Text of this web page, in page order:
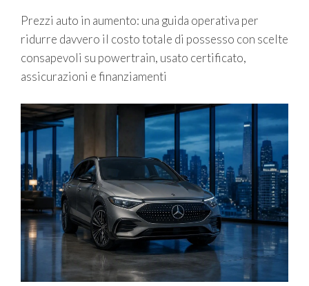
Prezzi auto in aumento: una guida operativa per
ridurre davvero il costo totale di possesso con scelte
consapevoli su powertrain, usato certificato,
assicurazioni e finanziamenti